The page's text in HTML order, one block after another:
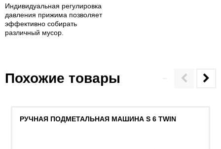
Индивидуальная регулировка
давления прижима позволяет
эффективно собирать
различный мусор.
Похожие товары
РУЧНАЯ ПОДМЕТАЛЬНАЯ МАШИНА S 6 TWIN